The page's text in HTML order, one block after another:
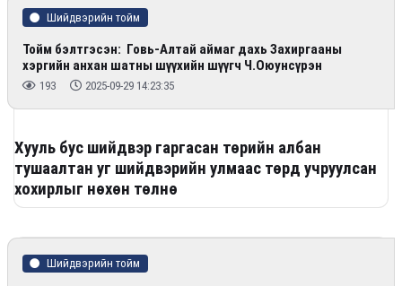
Шийдвэрийн тойм
Тойм бэлтгэсэн: Говь-Алтай аймаг дахь Захиргааны
хэргийн анхан шатны шүүхийн шүүгч Ч.Оюунсүрэн
193 2025-09-29 14:23:35
Хууль бус шийдвэр гаргасан төрийн албан
тушаалтан уг шийдвэрийн улмаас төрд учруулсан
хохирлыг нөхөн төлнө
Шийдвэрийн тойм